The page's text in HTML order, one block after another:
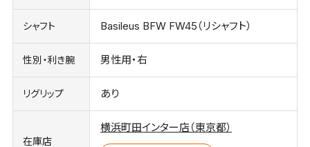
シャフト Basileus BFW FW45（リシャフト）
性別・利き腕 男性用・右
リグリップ あり
在庫店
横浜町田インター店（東京都）